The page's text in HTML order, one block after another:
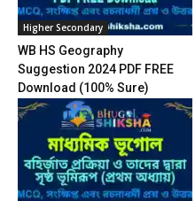
Higher Secondary
WB HS Geography
Suggestion 2024 PDF FREE
Download (100% Sure)